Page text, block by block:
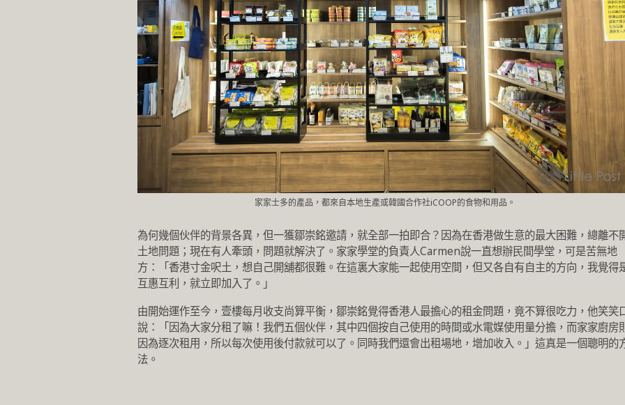
家家士多的產品，都來自本地生產或韓國合作社iCOOP的食物和用品。
為何幾個伙伴的背景各異，但一獲鄒崇銘邀請，就全部一拍即合？因為在香港做生意的最大困難，總離不
土地問題；現在有人牽頭，問題就解決了。家家學堂的負責人Carmen說一直想辦民間學堂，可是苦無地
方：「香港寸金呎土，想自己開舖都很難。在這裏大家能一起使用空間，但又各自有自主的方向，我覺得
互惠互利，就立即加入了。」
由開始運作至今，壹樓每月收支尚算平衡，鄒崇銘覺得香港人最擔心的租金問題，竟不算很吃力，他笑笑
說：「因為大家分租了嘛！我們五個伙伴，其中四個按自己使用的時間或水電媒使用量分擔，而家家廚房
因為逐次租用，所以每次使用後付款就可以了。同時我們還會出租場地，增加收入。」這真是一個聰明的
法。